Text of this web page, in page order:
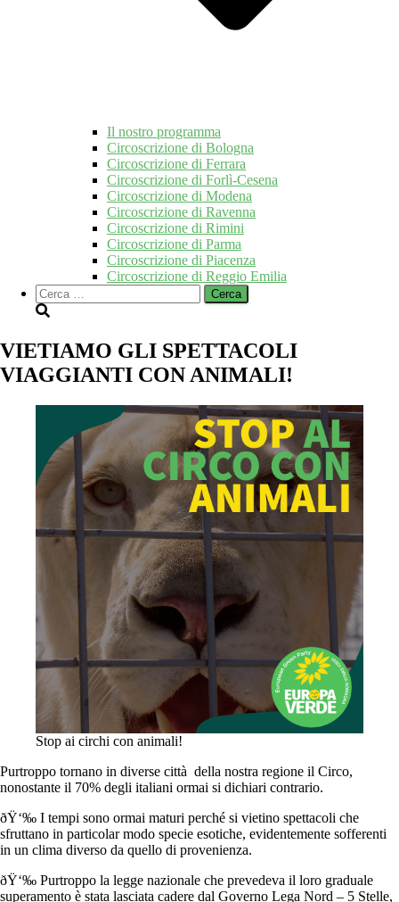
Il nostro programma
Circoscrizione di Bologna
Circoscrizione di Ferrara
Circoscrizione di Forlì-Cesena
Circoscrizione di Modena
Circoscrizione di Ravenna
Circoscrizione di Rimini
Circoscrizione di Parma
Circoscrizione di Piacenza
Circoscrizione di Reggio Emilia
Ricerca
per:
VIETIAMO GLI SPETTACOLI
VIAGGIANTI CON ANIMALI!
Stop ai circhi con animali!
Purtroppo tornano in diverse città della nostra regione il Circo,
nonostante il 70% degli italiani ormai si dichiari contrario.
ðŸ‘‰ I tempi sono ormai maturi perché si vietino spettacoli che
sfruttano in particolar modo specie esotiche, evidentemente sofferenti
in un clima diverso da quello di provenienza.
ðŸ‘‰ Purtroppo la legge nazionale che prevedeva il loro graduale
superamento è stata lasciata cadere dal Governo Lega Nord – 5 Stelle,